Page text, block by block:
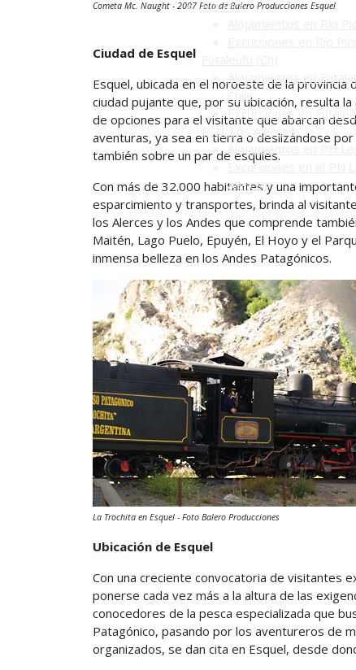
Río Pico
Alojamientos en
Chile
Excursiones en
P. N. Los Alerces
Alojamientos en PN
Excursiones en el PN
Alerces
Cometa Mc. Naught - 2007 Foto de Balero Producciones Esquel
Ciudad de Esquel
Esquel, ubicada en el noroeste de la provincia
ciudad pujante que, por su ubicación, resulta
de opciones para el visitante que abarcan
aventuras, ya sea en tierra o deslizándose
también sobre un par de esquíes.
Con más de 32.000 habitantes y una
esparcimiento y transportes, brinda al
los Alerces y los Andes que comprende
Maitén, Lago Puelo, Epuyén, El Hoyo y el
inmensa belleza en los Andes Patagónicos.
La Trochita en Esquel - Foto Balero Producciones
Ubicación de Esquel
Con una creciente convocatoria de visitantes
ponerse cada vez más a la altura de las
conocedores de la pesca especializada que
Patagónico, pasando por los aventureros de
organizados, se dan cita en Esquel, desde